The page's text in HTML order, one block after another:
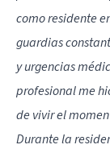
como residente
guardias
y urgencias
profesional me
de vivir el
Durante la